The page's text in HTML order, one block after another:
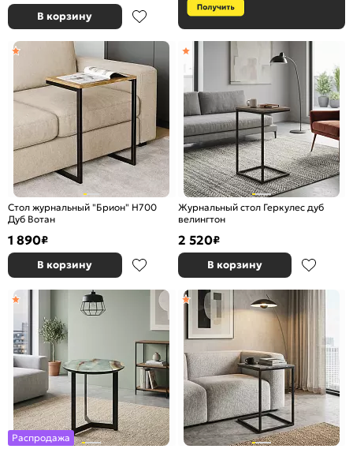
В корзину
Стол журнальный "Брион" H700
Дуб Вотан
1 890₽
В корзину
Журнальный стол Геркулес дуб
велингтон
2 520₽
В корзину
Распродажа